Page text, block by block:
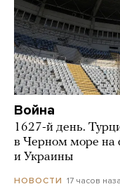
Война
1627-й день.
в Черном море на
и Украины
НОВОСТИ 17 часов